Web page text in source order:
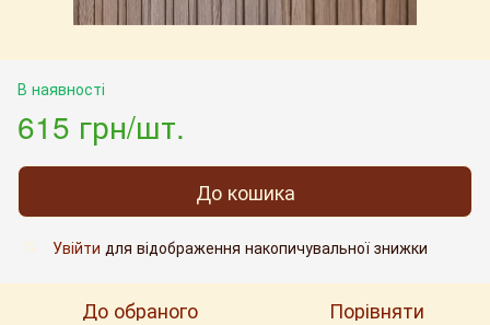
В наявності
615 грн/шт.
До кошика
% Увійти для відображення накопичувальної знижки
До обраного Порівняти